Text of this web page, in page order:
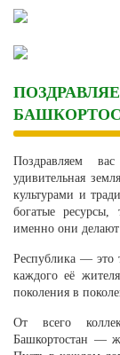
Skip
content
Поздравляем
удивительная
культурами и
богатые
именно они
Республика — это
каждого её
поколения в
От всего
Башкортостан —